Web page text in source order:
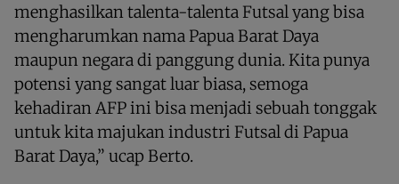
menghasilkan talenta-talenta Futsal yang bisa
mengharumkan nama Papua Barat Daya
maupun negara di panggung dunia. Kita punya
potensi yang sangat luar biasa, semoga
kehadiran AFP ini bisa menjadi sebuah tonggak
untuk kita majukan industri Futsal di Papua
Barat Daya,” ucap Berto.